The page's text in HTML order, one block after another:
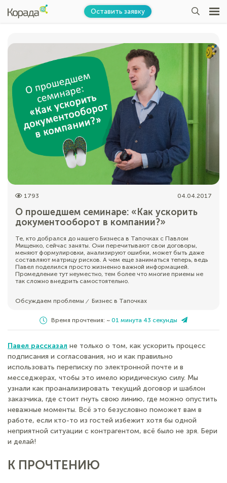
Оставить заявку
1793 04.04.2017
О прошедшем семинаре: «Как ускорить
документооборот в компании?»
Те, кто добрался до нашего Бизнеса в Тапочках с Павлом
Мищенко, сейчас заняты. Они перечитывают свои договоры,
меняют формулировки, анализируют ошибки, может быть даже
составляют матрицу рисков. А чем еще заниматься теперь, ведь
Павел поделился просто жизненно важной информацией.
Промедление тут неуместно, тем более что многие приемы не
так сложно внедрить самостоятельно.
Обсуждаем проблемы ⁄ Бизнес в Тапочках
Время прочтения: ~ 01 минута 43 секунды
Павел рассказал не только о том, как ускорить процесс
подписания и согласования, но и как правильно
использовать переписку по электронной почте и в
месседжерах, чтобы это имело юридическую силу. Мы
узнали как проанализировать текущий договор и шаблон
заказчика, где стоит гнуть свою линию, где можно опустить
неважные моменты. Всё это безусловно поможет вам в
работе, если кто-то из гостей избежит хотя бы одной
неприятной ситуации с контрагентом, всё было не зря. Бери
и делай!
К ПРОЧТЕНИЮ